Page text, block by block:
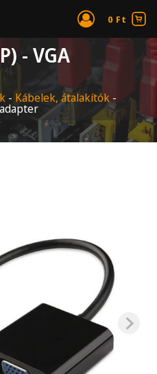
0 Ft
- VGA
- Kábelek, átalakítók-